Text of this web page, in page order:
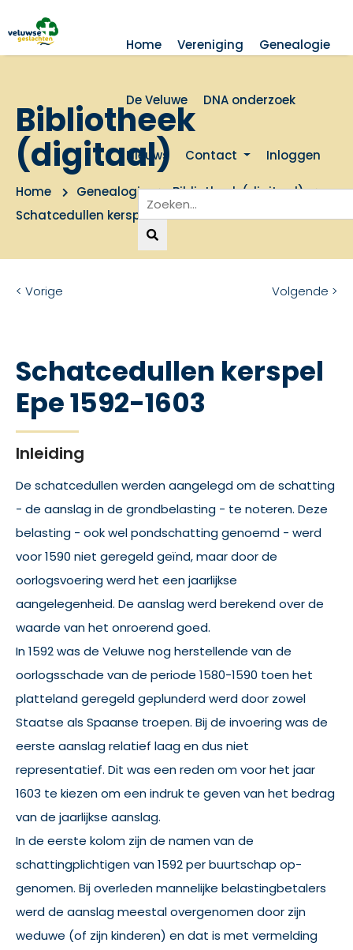
Home Vereniging Genealogie
De Veluwe DNA onderzoek
Nieuws Contact Inloggen
Bibliotheek
(digitaal)
Home Genealogie
Bibliotheek (digitaal)
Schatcedullen kerspel Epe 1592-1603
< Vorige Volgende >
Schatcedullen kerspel
Epe 1592-1603
Inleiding
De schatcedullen werden aangelegd om de schatting
- de aanslag in de grondbelasting - te noteren. Deze
belasting - ook wel pondschatting genoemd - werd
voor 1590 niet geregeld geïnd, maar door de
oorlogsvoering werd het een jaarlijkse
aangelegenheid. De aanslag werd berekend over de
waarde van het onroerend goed.
In 1592 was de Veluwe nog herstellende van de
oorlogsschade van de periode 1580-1590 toen het
platteland geregeld geplunderd werd door zowel
Staatse als Spaanse troepen. Bij de invoering was de
eerste aanslag relatief laag en dus niet
representatief. Dit was een reden om voor het jaar
1603 te kiezen om een indruk te geven van het bedrag
van de jaarlijkse aanslag.
In de eerste kolom zijn de namen van de
schattingplichtigen van 1592 per buurtschap op-
genomen. Bij overleden mannelijke belastingbetalers
werd de aanslag meestal overgenomen door zijn
weduwe (of zijn kinderen) en dat is met vermelding